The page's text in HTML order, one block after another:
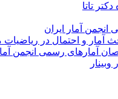
تاتا
آمار ایران
آمار و احتمال در
آمارهای رسمی انجمن